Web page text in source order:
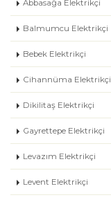
Abbasağa Elektrikçi
Balmumcu Elektrikçi
Bebek Elektrikçi
Cihannüma Elektrikçi
Dikilitaş Elektrikçi
Gayrettepe Elektrikçi
Levazım Elektrikçi
Levent Elektrikçi